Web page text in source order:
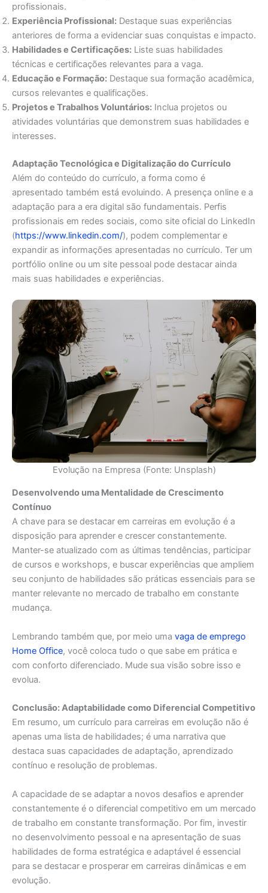
profissionais.
Experiência Profissional: Destaque suas experiências
anteriores de forma a evidenciar suas conquistas e impacto.
Habilidades e Certificações: Liste suas habilidades
técnicas e certificações relevantes para a vaga.
Educação e Formação: Destaque sua formação acadêmica,
cursos relevantes e qualificações.
Projetos e Trabalhos Voluntários: Inclua projetos ou
atividades voluntárias que demonstrem suas habilidades e
interesses.
Adaptação Tecnológica e Digitalização do Currículo
Além do conteúdo do currículo, a forma como é
apresentado também está evoluindo. A presença online e a
adaptação para a era digital são fundamentais. Perfis
profissionais em redes sociais, como site oficial do LinkedIn
(https://www.linkedin.com/), podem complementar e
expandir as informações apresentadas no currículo. Ter um
portfólio online ou um site pessoal pode destacar ainda
mais suas habilidades e experiências.
Evolução na Empresa (Fonte: Unsplash)
Desenvolvendo uma Mentalidade de Crescimento
Contínuo
A chave para se destacar em carreiras em evolução é a
disposição para aprender e crescer constantemente.
Manter-se atualizado com as últimas tendências, participar
de cursos e workshops, e buscar experiências que ampliem
seu conjunto de habilidades são práticas essenciais para se
manter relevante no mercado de trabalho em constante
mudança.
Lembrando também que, por meio uma vaga de emprego
Home Office, você coloca tudo o que sabe em prática e
com conforto diferenciado. Mude sua visão sobre isso e
evolua.
Conclusão: Adaptabilidade como Diferencial Competitivo
Em resumo, um currículo para carreiras em evolução não é
apenas uma lista de habilidades; é uma narrativa que
destaca suas capacidades de adaptação, aprendizado
contínuo e resolução de problemas.
A capacidade de se adaptar a novos desafios e aprender
constantemente é o diferencial competitivo em um mercado
de trabalho em constante transformação. Por fim, investir
no desenvolvimento pessoal e na apresentação de suas
habilidades de forma estratégica e adaptável é essencial
para se destacar e prosperar em carreiras dinâmicas e em
evolução.